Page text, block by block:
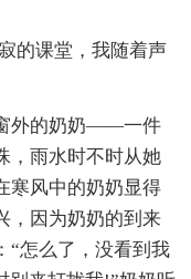
的课堂，我随着声
外的奶奶——一件
，雨水时不时从她
寒风中的奶奶显得
，因为奶奶的到来
“怎么了，没看到我